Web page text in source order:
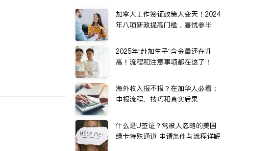
加拿大工作签证政策大变天！2024
年八项新政提高门槛，喜忧参半
2025年“赴加生子”含金量还在升
高！流程和注意事项都在这了！
海外收入报不报？在加华人必看：
申报流程、技巧和真实后果
什么是U签证？常被人忽略的美国
绿卡特殊通道 申请条件与流程详解